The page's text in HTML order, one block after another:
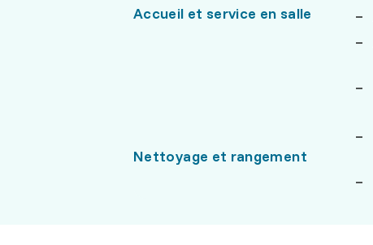
Accueil et service en salle
Nettoyage et rangement